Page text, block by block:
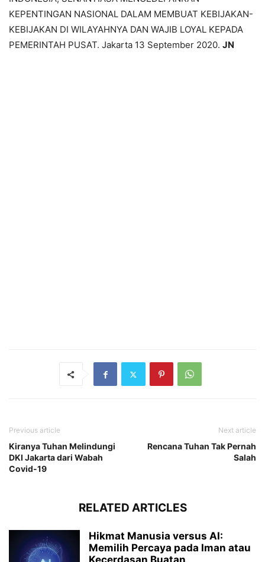
KEPENTINGAN NASIONAL DALAM MEMBUAT KEBIJAKAN-
KEBIJAKAN DI WILAYAHNYA DAN WAJIB LOYAL KEPADA
PEMERINTAH PUSAT. Jakarta 13 September 2020. JN
Previous article
Kiranya Tuhan Melindungi
DKI Jakarta dari Wabah
Covid-19
Next article
Rencana Tuhan Tak Pernah
Salah
RELATED ARTICLES
Hikmat Manusia versus AI:
Memilih Percaya pada Iman atau